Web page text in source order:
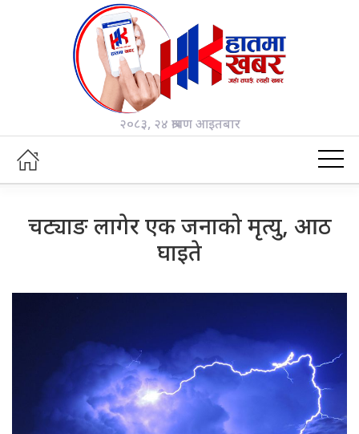
२०८३, २४ श्रावण आइतबार
चट्याङ लागेर एक जनाको मृत्यु, आठ
घाइते